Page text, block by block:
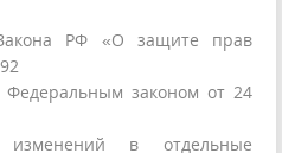
РФ «О защите прав
Федеральным законом от 24
в отдельные